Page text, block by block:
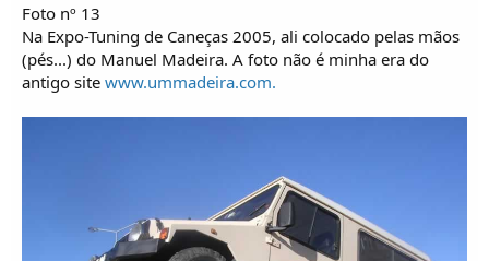
Foto nº 13
Na Expo-Tuning de Caneças 2005, ali colocado pelas mãos
(pés...) do Manuel Madeira. A foto não é minha era do
antigo site www.ummadeira.com.